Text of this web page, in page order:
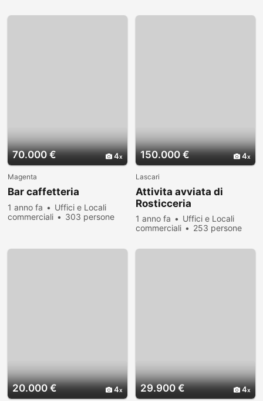
70.000 € 4
Magenta
Bar caffetteria
1 anno fa
Uffici e Locali
commerciali
303 persone
150.000 € 4
Lascari
Attivita avviata di
Rosticceria
1 anno fa
Uffici e Locali
commerciali
253 persone
20.000 € 4 29.900 € 4